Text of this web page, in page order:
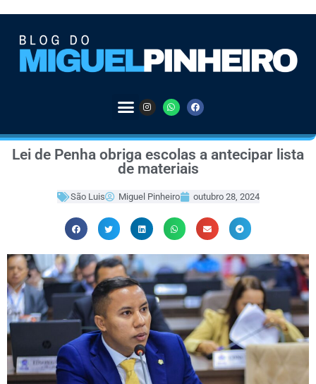
Lei de Penha obriga escolas a antecipar lista
de materiais
São Luis Miguel Pinheiro outubro 28, 2024